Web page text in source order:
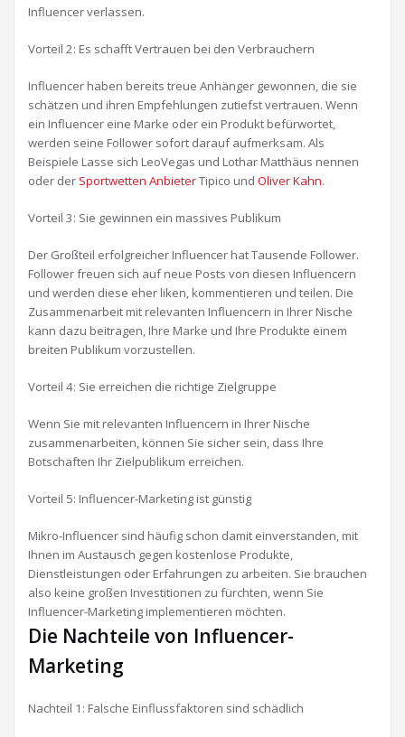
Influencer verlassen.
Vorteil 2: Es schafft Vertrauen bei den Verbrauchern
Influencer haben bereits treue Anhänger gewonnen, die sie
schätzen und ihren Empfehlungen zutiefst vertrauen. Wenn
ein Influencer eine Marke oder ein Produkt befürwortet,
werden seine Follower sofort darauf aufmerksam. Als
Beispiele Lasse sich LeoVegas und Lothar Matthäus nennen
oder der Sportwetten AnbieterTipico und Oliver Kahn.
Vorteil 3: Sie gewinnen ein massives Publikum
Der Großteil erfolgreicher Influencer hat Tausende Follower.
Follower freuen sich auf neue Posts von diesen Influencern
und werden diese eher liken, kommentieren und teilen. Die
Zusammenarbeit mit relevanten Influencern in Ihrer Nische
kann dazu beitragen, Ihre Marke und Ihre Produkte einem
breiten Publikum vorzustellen.
Vorteil 4: Sie erreichen die richtige Zielgruppe
Wenn Sie mit relevanten Influencern in Ihrer Nische
zusammenarbeiten, können Sie sicher sein, dass Ihre
Botschaften Ihr Zielpublikum erreichen.
Vorteil 5: Influencer-Marketing ist günstig
Mikro-Influencer sind häufig schon damit einverstanden, mit
Ihnen im Austausch gegen kostenlose Produkte,
Dienstleistungen oder Erfahrungen zu arbeiten. Sie brauchen
also keine großen Investitionen zu fürchten, wenn Sie
Influencer-Marketing implementieren möchten.
Die Nachteile von Influencer-
Marketing
Nachteil 1: Falsche Einflussfaktoren sind schädlich